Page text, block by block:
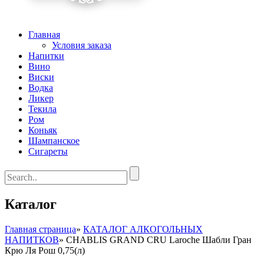
Главная
Условия заказа
Напитки
Вино
Виски
Водка
Ликер
Текила
Ром
Коньяк
Шампанское
Сигареты
Каталог
Главная страница» КАТАЛОГ АЛКОГОЛЬНЫХ
НАПИТКОВ» CHABLIS GRAND CRU Laroche Шабли Гран
Крю Ля Рош 0,75(л)